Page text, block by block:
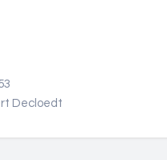
Decloedt